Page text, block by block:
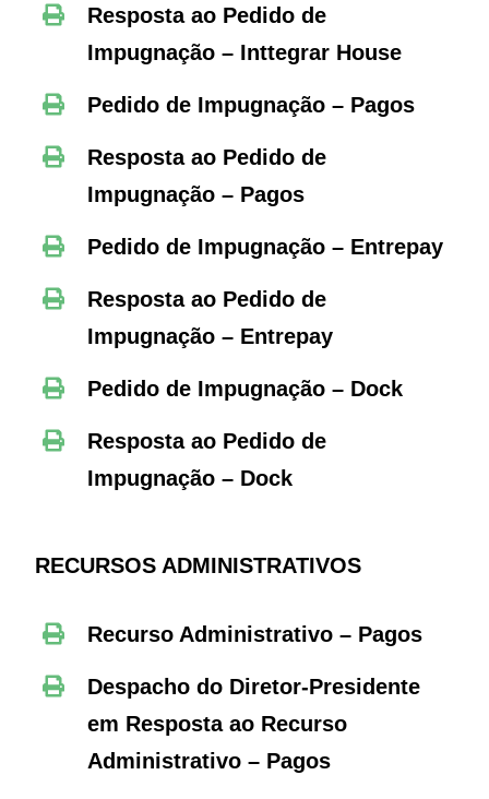
Resposta ao Pedido de
Impugnação – Inttegrar House
Pedido de Impugnação – Pagos
Resposta ao Pedido de
Impugnação – Pagos
Pedido de Impugnação – Entrepay
Resposta ao Pedido de
Impugnação – Entrepay
Pedido de Impugnação – Dock
Resposta ao Pedido de
Impugnação – Dock
RECURSOS ADMINISTRATIVOS
Recurso Administrativo – Pagos
Despacho do Diretor-Presidente
em Resposta ao Recurso
Administrativo – Pagos